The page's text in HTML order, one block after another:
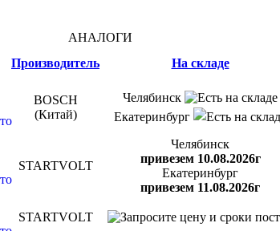
АНАЛОГИ
Производитель На складе
BOSCH
(Китай)
Челябинск
Екатеринбург
STARTVOLT
Челябинск
привезем 10.08.2026г
Екатеринбург
привезем 11.08.2026г
STARTVOLT